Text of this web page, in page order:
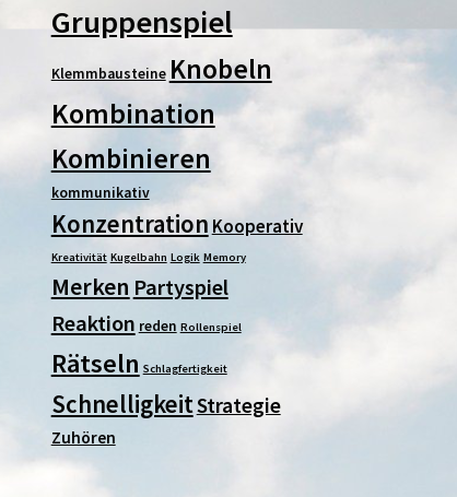
Gruppenspiel
Klemmbausteine Knobeln
Kombination
Kombinieren
kommunikativ
Konzentration Kooperativ
Kreativität Kugelbahn Logik Memory
Merken Partyspiel
Reaktion reden Rollenspiel
Rätseln Schlagfertigkeit
SchnelligkeitStrategie
Zuhören